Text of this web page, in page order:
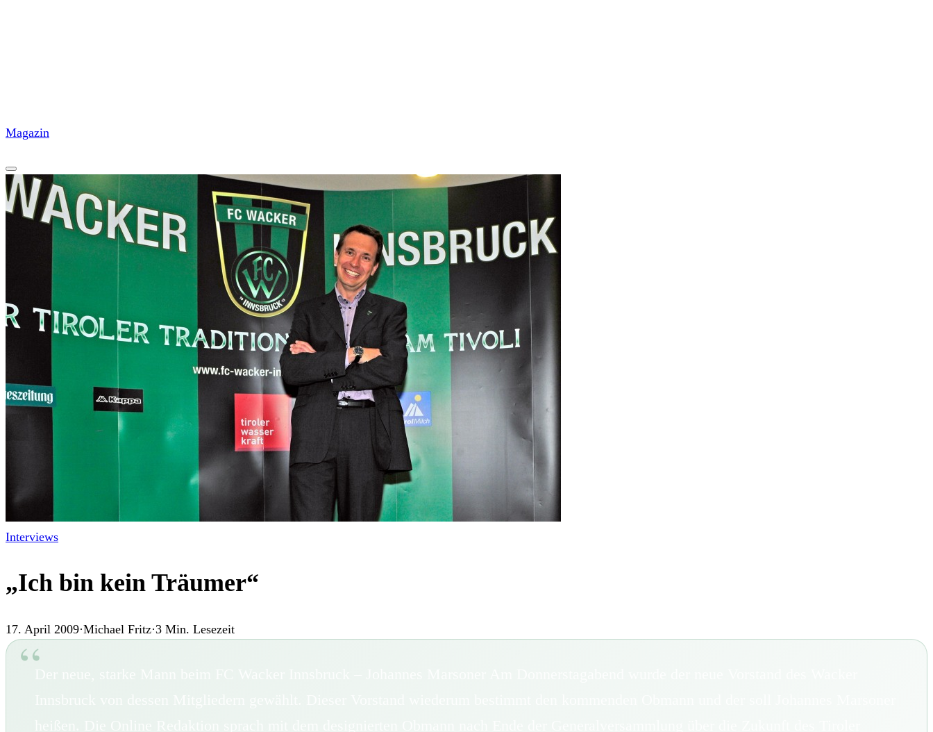
Magazin
Interviews
„Ich bin kein Träumer“
17. April 2009·Michael Fritz·3 Min. Lesezeit